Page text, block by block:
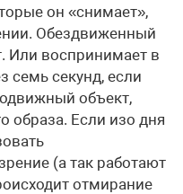
он «снимает»,
Обездвиженный
Или воспринимает в
секунд, если
объект,
образа. Если изо дня
(а так работают
отмирание